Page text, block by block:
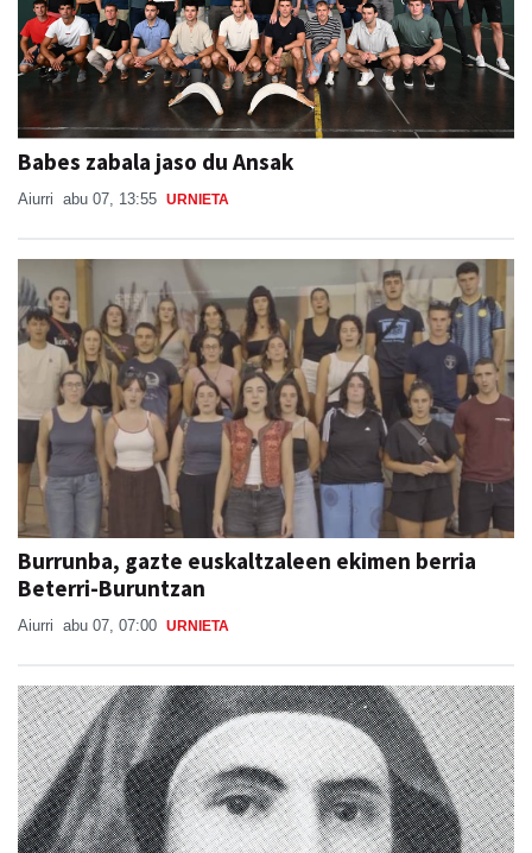
Babes zabala jaso du Ansak
Aiurri abu 07, 13:55 URNIETA
Burrunba, gazte euskaltzaleen ekimen berria
Beterri-Buruntzan
Aiurri abu 07, 07:00 URNIETA